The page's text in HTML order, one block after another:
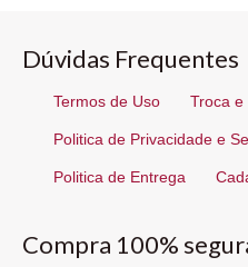
Dúvidas Frequentes
Termos de Uso Troca e
Politica de Privacidade e
Politica de Entrega
Compra 100%